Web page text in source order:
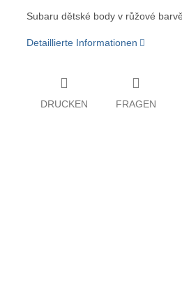
Subaru dětské body v růžové barvě
Detaillierte Informationen
DRUCKEN FRAGEN